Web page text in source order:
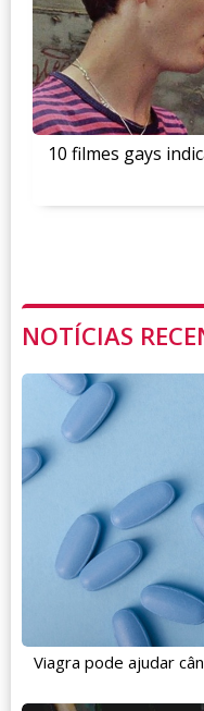
10 filmes gays
NOTÍCIAS
Viagra pode ajudar